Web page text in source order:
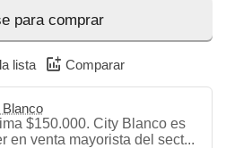
para comprar
lista Comparar
$150.000. City Blanco es
en venta mayorista del sect...